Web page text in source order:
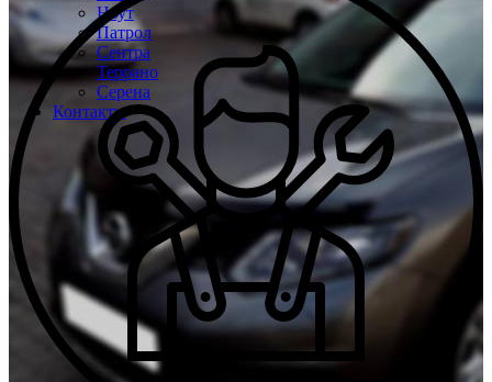
Ноут
Патрол
Сентра
Террано
Серена
Контакты